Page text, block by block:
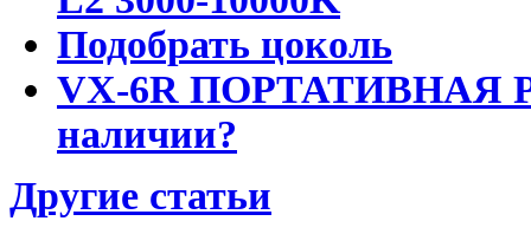
Подобрать цоколь
VX-6R ПОРТАТИВНАЯ
наличии?
Другие статьи